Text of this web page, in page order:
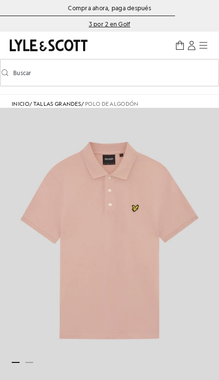
Saltar al contenido principal
Información de accesibilidadCompra ahora, paga después
3 por 2 en Golf
Activar/desactivar la búsqueda predictiva
Buscar
INICIO/TALLAS GRANDES/ POLO DE ALGODÓN